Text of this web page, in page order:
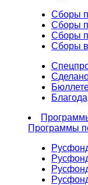
Сборы
Сборы
Сборы
Сборы в
Программы